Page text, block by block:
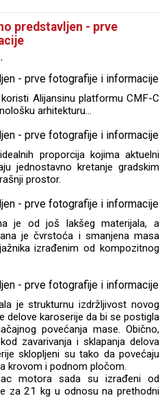
predstavljen - prve
Alijansinu platformu CMF-C
arhitekturu...
proporcija kojima aktuelni
jednostavno kretanje gradskim
prostor.
je od još lakšeg materijala, a
je čvrstoća i smanjena masa
izrađenim od kompozitnog
je strukturnu izdržljivost novog
delove karoserije da bi se postigla
povećanja mase. Obično,
zavarivanja i sklapanja delova
sklopljeni su tako da povećaju
krovom i podnom pločom.
motora sada su izrađeni od
za 21 kg u odnosu na prethodni